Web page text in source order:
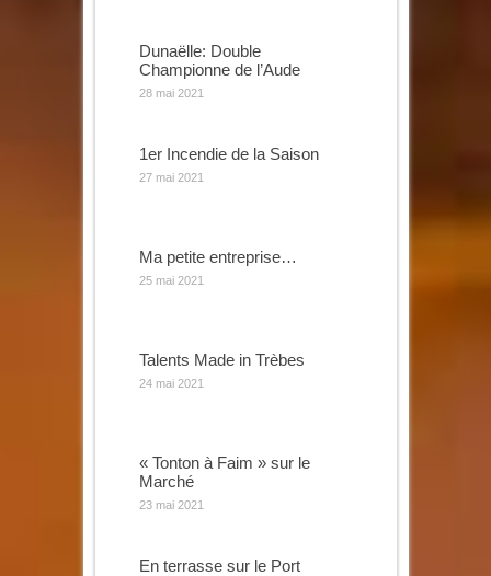
Dunaëlle: Double
Championne de l’Aude
28 mai 2021
1er Incendie de la Saison
27 mai 2021
Ma petite entreprise…
25 mai 2021
Talents Made in Trèbes
24 mai 2021
« Tonton à Faim » sur le
Marché
23 mai 2021
En terrasse sur le Port